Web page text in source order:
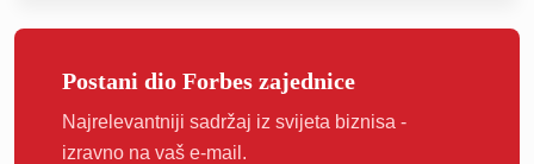
Postani dio Forbes zajednice
Najrelevantniji sadržaj iz svijeta biznisa -
izravno na vaš e-mail.